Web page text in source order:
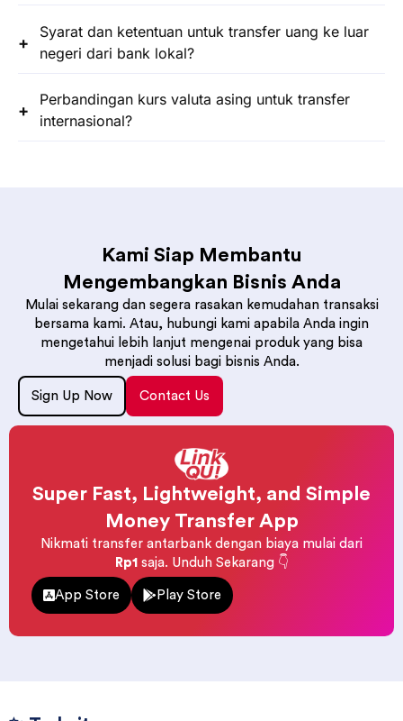
Syarat dan ketentuan untuk transfer uang ke luar
negeri dari bank lokal?
Perbandingan kurs valuta asing untuk transfer
internasional?
Kami Siap Membantu
Mengembangkan Bisnis Anda
Mulai sekarang dan segera rasakan kemudahan transaksi
bersama kami. Atau, hubungi kami apabila Anda ingin
mengetahui lebih lanjut mengenai produk yang bisa
menjadi solusi bagi bisnis Anda.
Sign Up Now Contact Us
Super Fast, Lightweight, and Simple
Money Transfer App
Nikmati transfer antarbank dengan biaya mulai dari
Rp1 saja. Unduh Sekarang 👇
App Store Play Store